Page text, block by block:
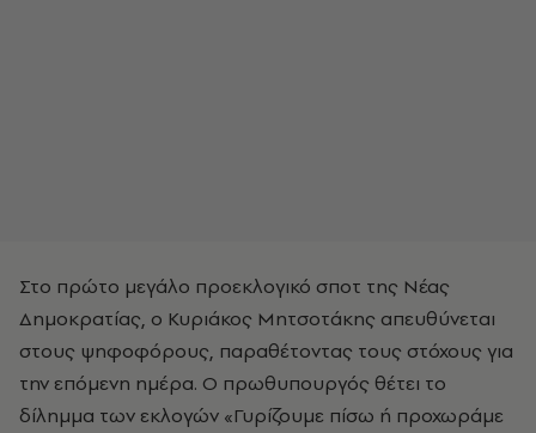
Στο πρώτο μεγάλο προεκλογικό σποτ της Νέας
Δημοκρατίας, ο Κυριάκος Μητσοτάκης απευθύνεται
στους ψηφοφόρους, παραθέτοντας τους στόχους για
την επόμενη ημέρα. Ο πρωθυπουργός θέτει το
δίλημμα των εκλογών «Γυρίζουμε πίσω ή προχωράμε